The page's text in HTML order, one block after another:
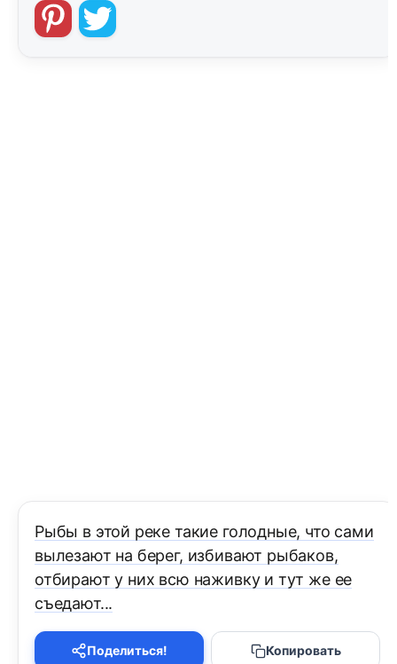
Рыбы в этой реке такие голодные, что сами
вылезают на берег, избивают рыбаков,
отбирают у них всю наживку и тут же ее
съедают...
Поделиться! Копировать